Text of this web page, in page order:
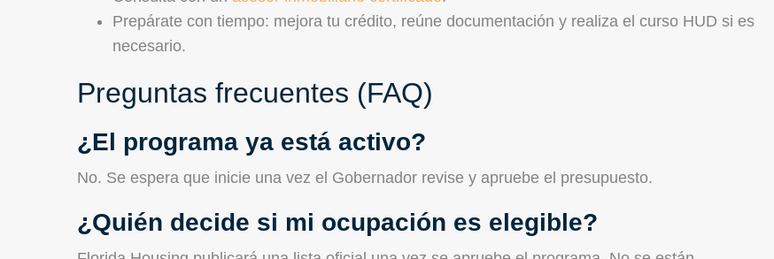
Prepárate con tiempo: mejora tu crédito, reúne documentación y realiza el curso HUD si es
necesario.
Preguntas frecuentes (FAQ)
¿El programa ya está activo?
No. Se espera que inicie una vez el Gobernador revise y apruebe el presupuesto.
¿Quién decide si mi ocupación es elegible?